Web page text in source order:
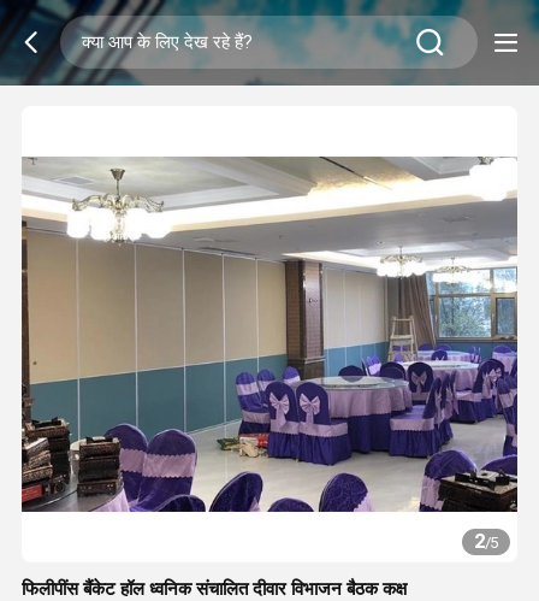
2/5
फिलीपींस बैंकेट हॉल ध्वनिक संचालित दीवार विभाजन बैठक कक्ष